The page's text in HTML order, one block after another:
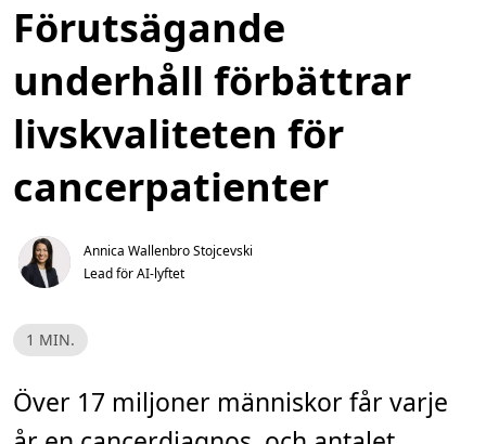
Förutsägande
underhåll förbättrar
livskvaliteten för
cancerpatienter
Annica Wallenbro Stojcevski
Lead för AI-lyftet
L
ä
d
1
1 MIN.
Över 17 miljoner människor får varje